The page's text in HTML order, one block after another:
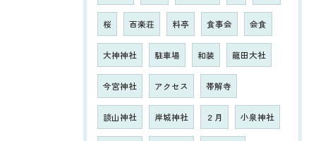
桜 百楽荘 料亭 食事会 会食
大神神社 駐車場 和装 龍田大社
今宮神社 アクセス 帯解寺
談山神社 岸城神社 ２月 小泉神社